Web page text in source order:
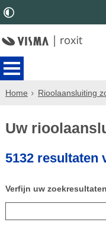
Home Rioolaansluiting
Uw
5132 resultaten
Verfijn uw zoekresultaten